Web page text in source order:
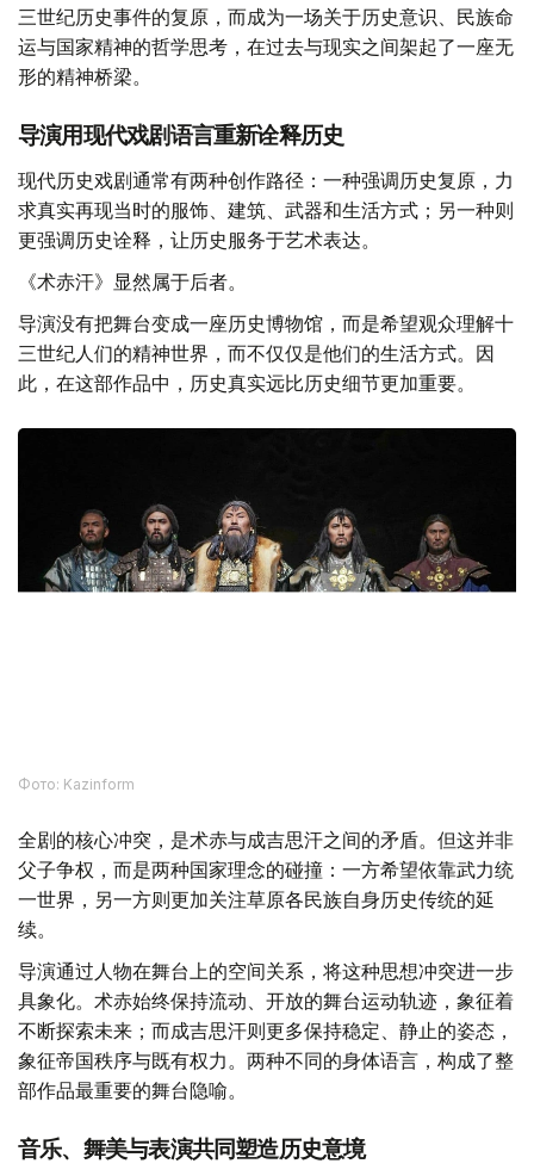
导演也成功延续了这一创作理念，使整部作品不再只是对十
三世纪历史事件的复原，而成为一场关于历史意识、民族命
运与国家精神的哲学思考，在过去与现实之间架起了一座无
导演用现代戏剧语言重新诠释历史
现代历史戏剧通常有两种创作路径：一种强调历史复原，力
求真实再现当时的服饰、建筑、武器和生活方式；另一种则
更强调历史诠释，让历史服务于艺术表达。
《术赤汗》显然属于后者。
导演没有把舞台变成一座历史博物馆，而是希望观众理解十
三世纪人们的精神世界，而不仅仅是他们的生活方式。因
全剧的核心冲突，是术赤与成吉思汗之间的矛盾。但这并非
父子争权，而是两种国家理念的碰撞：一方希望依靠武力统
一世界，另一方则更加关注草原各民族自身历史传统的延
续。
导演通过人物在舞台上的空间关系，将这种思想冲突进一步
具象化。术赤始终保持流动、开放的舞台运动轨迹，象征着
不断探索未来；而成吉思汗则更多保持稳定、静止的姿态，
象征帝国秩序与既有权力。两种不同的身体语言，构成了整